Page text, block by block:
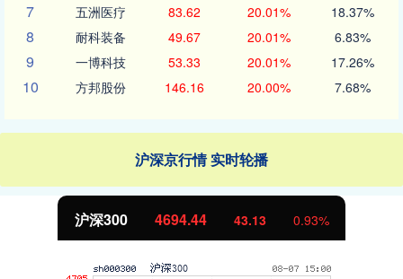
7 五洲医疗 83.62 20.01% 18.37%
8 耐科装备 49.67 20.01% 6.83%
9 一博科技 53.33 20.01% 17.26%
10 方邦股份 146.16 20.00% 7.68%
沪深京行情 实时轮播
沪深300 4694.44 43.13 0.93%